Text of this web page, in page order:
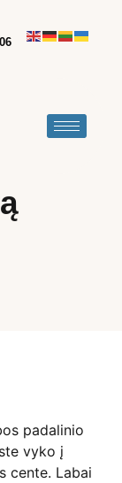
padalinio
vyko į
cente. Labai